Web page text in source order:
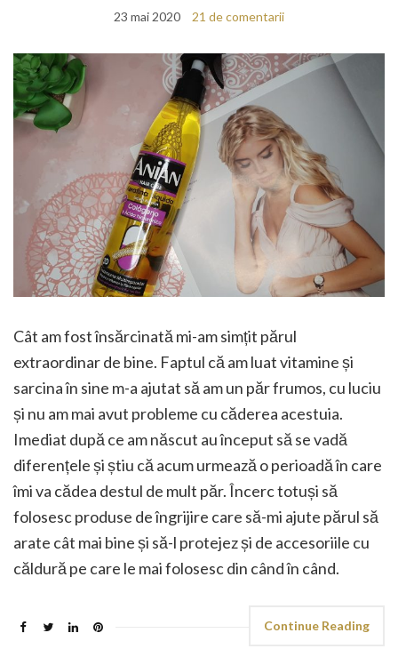
23 mai 2020 21 de comentarii
Cât am fost însărcinată mi-am simțit părul
extraordinar de bine. Faptul că am luat vitamine și
sarcina în sine m-a ajutat să am un păr frumos, cu luciu
și nu am mai avut probleme cu căderea acestuia.
Imediat după ce am născut au început să se vadă
diferențele și știu că acum urmează o perioadă în care
îmi va cădea destul de mult păr. Încerc totuși să
folosesc produse de îngrijire care să-mi ajute părul să
arate cât mai bine și să-l protejez și de accesoriile cu
căldură pe care le mai folosesc din când în când.
Continue Reading